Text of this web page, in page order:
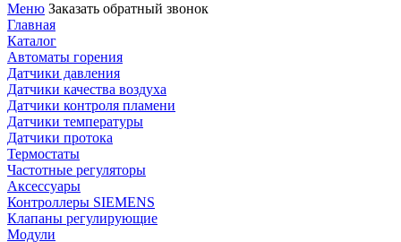
Меню Заказать обратный звонок
Главная
Каталог
Автоматы горения
Датчики давления
Датчики качества воздуха
Датчики контроля пламени
Датчики температуры
Датчики протока
Термостаты
Частотные регуляторы
Аксессуары
Контроллеры SIEMENS
Клапаны регулирующие
Модули